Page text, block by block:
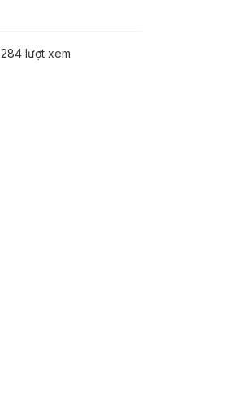
284 lượt xem